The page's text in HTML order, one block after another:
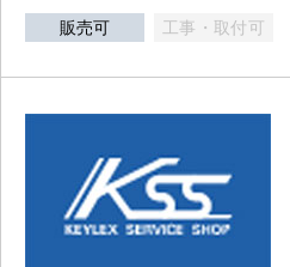
販売可 工事・取付可